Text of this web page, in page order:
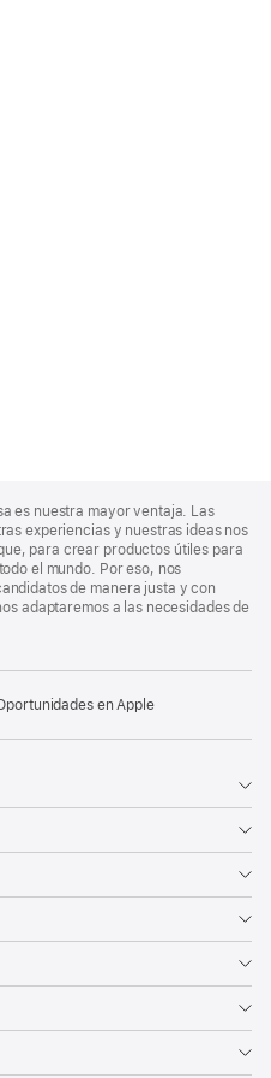
es nuestra mayor ventaja. Las
experiencias y nuestras ideas nos
para crear productos útiles para
el mundo. Por eso, nos
de manera justa y con
adaptaremos a las necesidades de
en Apple